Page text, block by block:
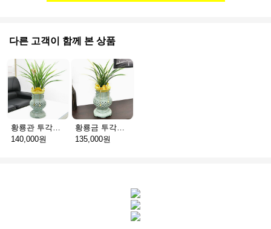
다른 고객이 함께 본 상품
황룡관 투각청자분
140,000원
황룡금 투각청자분
135,000원